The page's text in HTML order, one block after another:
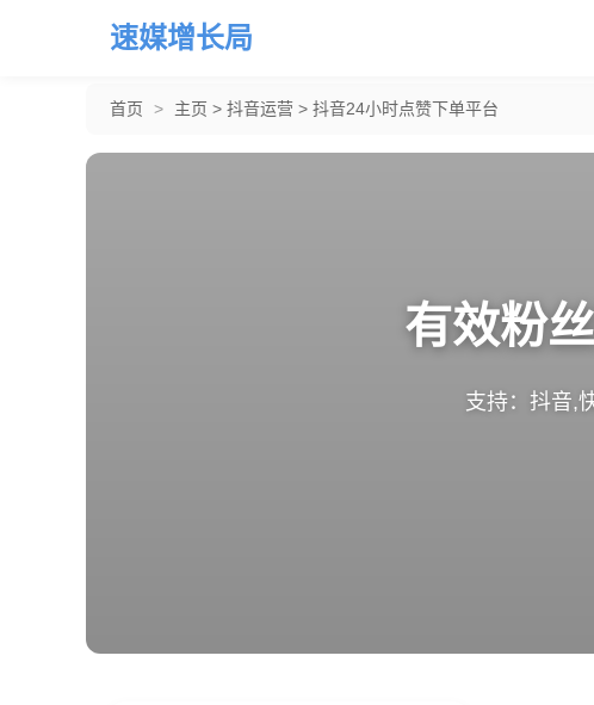
速媒增长局
首页 > 主页 > 抖音运营 > 抖音24小时点赞下单平台
有效粉
支持：抖音,